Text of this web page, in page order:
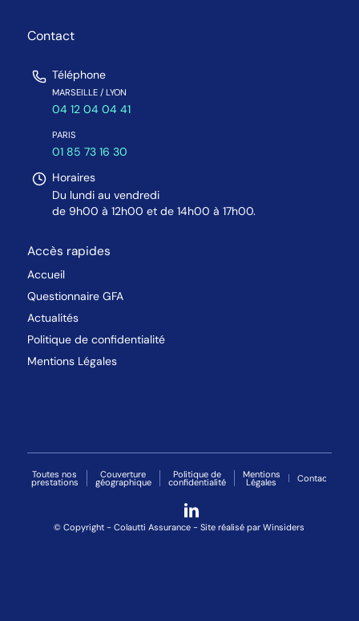
Contact
Téléphone
MARSEILLE / LYON
04 12 04 04 41
PARIS
01 85 73 16 30
Horaires
Du lundi au vendredi
de 9h00 à 12h00 et de 14h00 à 17h00.
Accès rapides
Accueil
Questionnaire GFA
Actualités
Politique de confidentialité
Mentions Légales
© Copyright - Colautti Assurance - Site réalisé parWinsiders
Toutes nos
prestations
Couverture
géographique
Politique de
confidentialité
Mentions
Légales Contact